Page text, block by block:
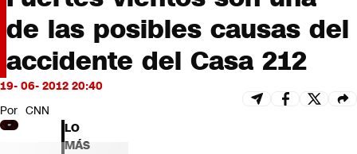
Programas completos
Cultura
Servicios
Bits
CNN tiempo
Futuro 360
Opinión
de las posibles causas del
accidente del Casa 212
19- 06- 2012 20:40
Por CNN
LO
MÁS